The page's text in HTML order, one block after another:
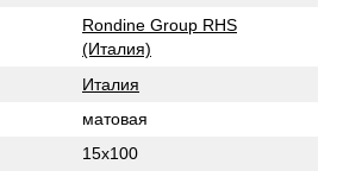
Rondine Group RHS
(Италия)
Италия
матовая
15x100